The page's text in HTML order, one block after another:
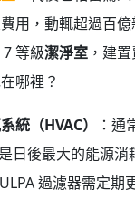
用，動輒超過百
等級潔淨室 ，建
哪裡？
統（HVAC）
：通
日後最大的能源消
ULPA 過濾器需定期